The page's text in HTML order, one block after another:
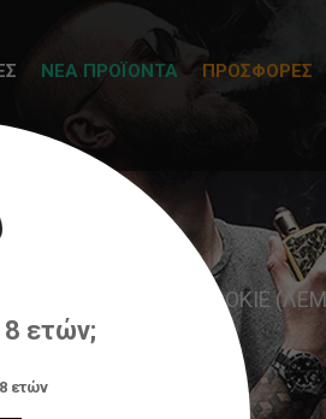
ΝΕΑ ΠΡΟΪΟΝΤΑ
ΠΡΟΣΦΟΡΕΣ
100ML – LEMON COOKIE
ετών;
ετών